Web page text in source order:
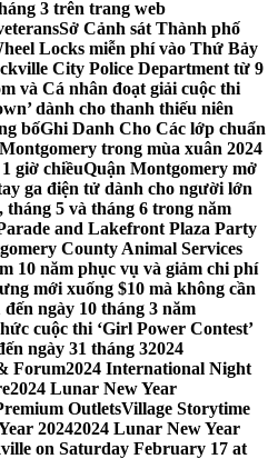
3 trên trang web
Sở Cảnh sát Thành phố
Locks miễn phí vào Thứ Bảy
City Police Department từ 9
và Cá nhân đoạt giải cuộc thi
dành cho thanh thiếu niên
bốGhi Danh Cho Các lớp chuẩn
trong mùa xuân 2024
giờ chiềuQuận Montgomery mở
ga điện tử dành cho người lớn
5 và tháng 6 trong năm
and Lakefront Plaza Party
County Animal Services
10 năm phục vụ và giảm chi phí
mới xuống $10 mà không cần
ngày 10 tháng 3 năm
cuộc thi ‘Girl Power Contest’
ngày 31 tháng 32024
Forum2024 International Night
2024 Lunar New Year
OutletsVillage Storytime
20242024 Lunar New Year
on Saturday February 17 at